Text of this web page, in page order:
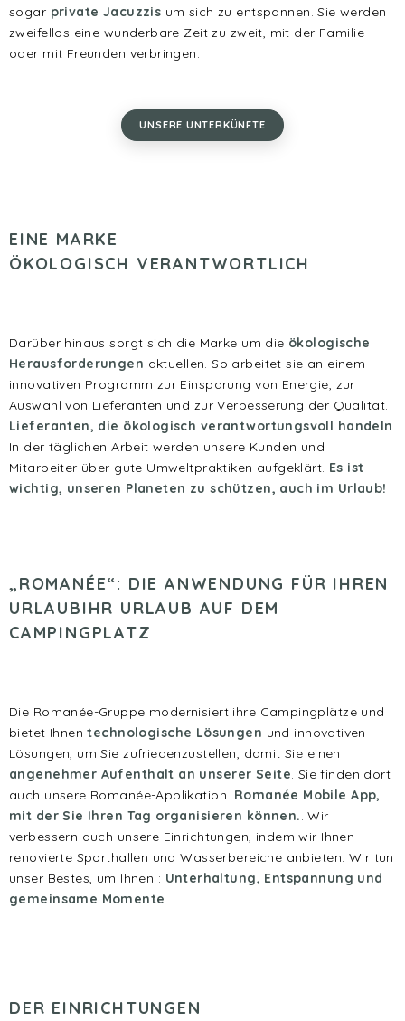
sogar private Jacuzzis um sich zu entspannen. Sie werden
zweifellos eine wunderbare Zeit zu zweit, mit der Familie
oder mit Freunden verbringen.
UNSERE UNTERKÜNFTE
EINE MARKE
ÖKOLOGISCH VERANTWORTLICH
Darüber hinaus sorgt sich die Marke um die ökologische
Herausforderungen aktuellen. So arbeitet sie an einem
innovativen Programm zur Einsparung von Energie, zur
Auswahl von Lieferanten und zur Verbesserung der Qualität.
Lieferanten, die ökologisch verantwortungsvoll handeln
In der täglichen Arbeit werden unsere Kunden und
Mitarbeiter über gute Umweltpraktiken aufgeklärt. Es ist
wichtig, unseren Planeten zu schützen, auch im Urlaub!
„ROMANÉE“: DIE ANWENDUNG FÜR IHREN
URLAUBIHR URLAUB AUF DEM
CAMPINGPLATZ
Die Romanée-Gruppe modernisiert ihre Campingplätze und
bietet Ihnentechnologische Lösungen und innovativen
Lösungen, um Sie zufriedenzustellen, damit Sie einen
angenehmer Aufenthalt an unserer Seite. Sie finden dort
auch unsere Romanée-Applikation. Romanée Mobile App,
mit der Sie Ihren Tag organisieren können.. Wir
verbessern auch unsere Einrichtungen, indem wir Ihnen
renovierte Sporthallen und Wasserbereiche anbieten. Wir tun
unser Bestes, um Ihnen : Unterhaltung, Entspannung und
gemeinsame Momente.
DER EINRICHTUNGEN